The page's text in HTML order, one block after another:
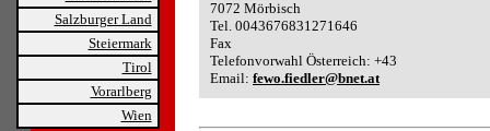
Salzburger Land
Steiermark
Tirol
Vorarlberg
Wien
7072 Mörbisch
Tel. 0043676831271646
Fax
Telefonvorwahl Österreich: +43
Email: fewo.fiedler@bnet.at